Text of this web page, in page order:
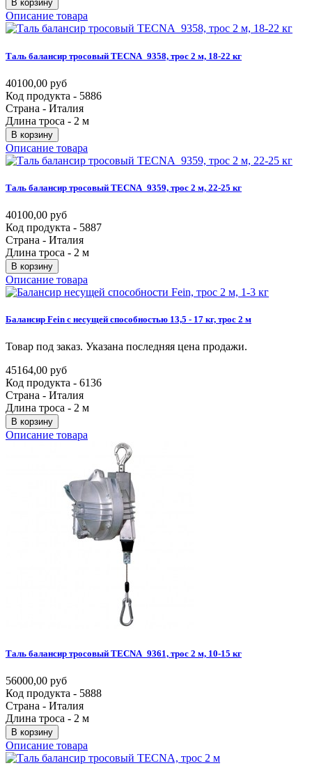
В корзину
Описание товара
Таль балансир тросовый TECNA_9358, трос 2 м, 18-22 кг
40100,00 руб
Код продукта - 5886
Страна - Италия
Длина троса - 2 м
В корзину
Описание товара
Таль балансир тросовый TECNA_9359, трос 2 м, 22-25 кг
40100,00 руб
Код продукта - 5887
Страна - Италия
Длина троса - 2 м
В корзину
Описание товара
Балансир Fein с несущей способностью 13,5 - 17 кг, трос 2 м
Товар под заказ. Указана последняя цена продажи.
45164,00 руб
Код продукта - 6136
Страна - Италия
Длина троса - 2 м
В корзину
Описание товара
Таль балансир тросовый TECNA_9361, трос 2 м, 10-15 кг
56000,00 руб
Код продукта - 5888
Страна - Италия
Длина троса - 2 м
В корзину
Описание товара